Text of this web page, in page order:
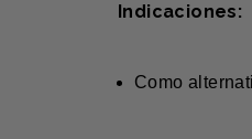
Indicaciones:
Como